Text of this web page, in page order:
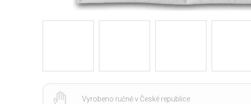
Vyrobeno ručně v České republice